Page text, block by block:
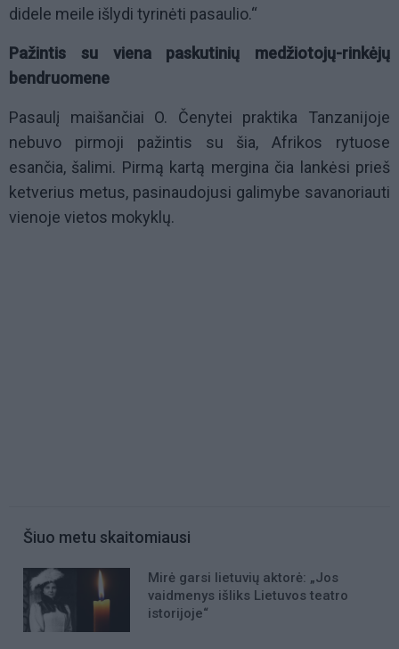
didele meile išlydi tyrinėti pasaulio.“
Pažintis su viena paskutinių medžiotojų-rinkėjų
bendruomene
Pasaulį maišančiai O. Čenytei praktika Tanzanijoje
nebuvo pirmoji pažintis su šia, Afrikos rytuose
esančia, šalimi. Pirmą kartą mergina čia lankėsi prieš
ketverius metus, pasinaudojusi galimybe savanoriauti
vienoje vietos mokyklų.
Šiuo metu skaitomiausi
Mirė garsi lietuvių aktorė: „Jos
vaidmenys išliks Lietuvos teatro
istorijoje“